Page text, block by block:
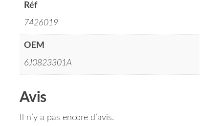
Réf
7426019
OEM
6J0823301A
Avis
Il n’y a pas encore d’avis.